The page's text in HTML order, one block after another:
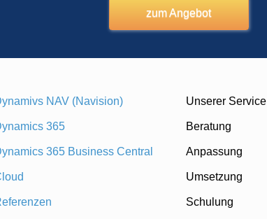
zum Angebot
NAV (Navision)
365
365 Business Central
Unserer Service
Beratung
Anpassung
Umsetzung
Schulung